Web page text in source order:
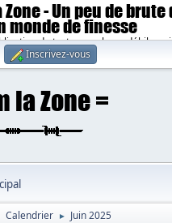
Zone - Un peu de brute
monde de finesse
de textes sombres, débiles,
Inscrivez-vous
Calendrier ► Juin 2025